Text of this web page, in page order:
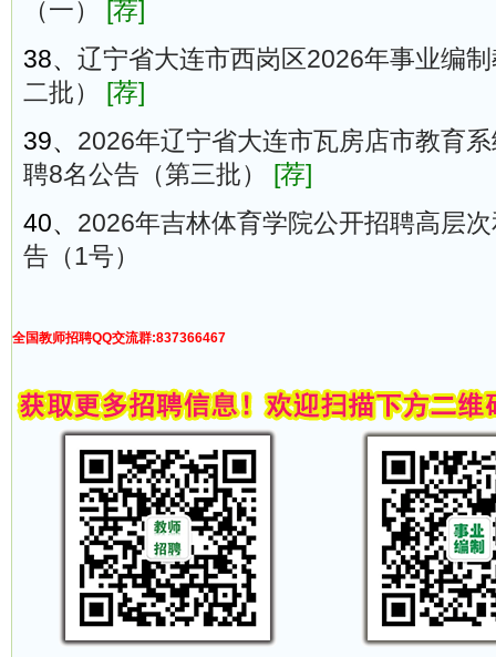
（一）
[荐]
38、 辽宁省大连市西岗区2026年事业编
二批）
[荐]
39、 2026年辽宁省大连市瓦房店市教育
聘8名公告（第三批）
[荐]
40、 2026年吉林体育学院公开招聘高层
告（1号）
全国教师招聘QQ交流群:837366467